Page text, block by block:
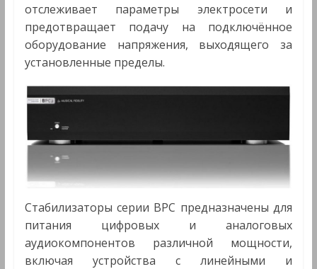
отслеживает параметры электросети и
предотвращает подачу на подключённое
оборудование напряжения, выходящего за
установленные пределы.
Стабилизаторы серии BPC предназначены для
питания цифровых и аналоговых
аудиокомпонентов различной мощности,
включая устройства с линейными и